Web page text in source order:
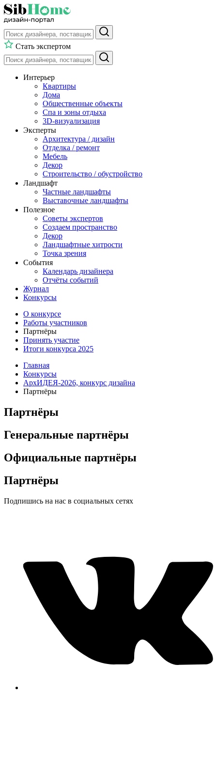
Стать экспертом
Интерьер
Квартиры
Дома
Общественные объекты
Спа и зоны отдыха
3D-визуализация
Эксперты
Архитектура / дизайн
Отделка / ремонт
Мебель
Декор
Строительство / обустройство
Ландшафт
Частные ландшафты
Выставочные ландшафты
Полезное
Советы экспертов
Создаем пространство
Декор
Ландшафтные хитрости
Точка зрения
События
Календарь дизайнера
Отчёты событий
Журнал
Конкурсы
О конкурсе
Работы участников
Партнёры
Принять участие
Итоги конкурса 2025
Главная
Конкурсы
АрхИДЕЯ-2026, конкурс дизайна
Партнёры
Партнёры
Генеральные партнёры
Официальные партнёры
Партнёры
Подпишись на нас в социальных сетях